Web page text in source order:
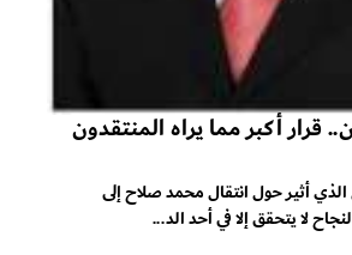
قرار أكبر مما يراه المنتقدون
أثير حول انتقال محمد صلاح إلى
لا يتحقق إلا في أحد الد...